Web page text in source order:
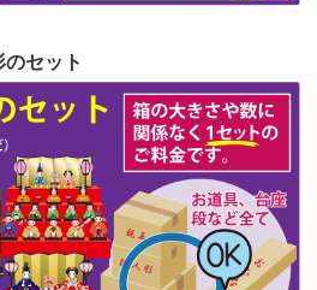
令和4年3月15日(火)
令和4年1月17日(月)
令和3年12月3日(金)
令和3年10月11日(月)
令和3年9月13日(月)
令和3年7月12日(月)
のセット